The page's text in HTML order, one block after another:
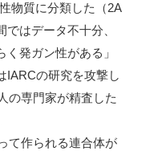
物質に分類した（2A
はデータ不十分、
発ガン性がある」
IARCの研究を攻撃し
の専門家が精査した
て作られる連合体が